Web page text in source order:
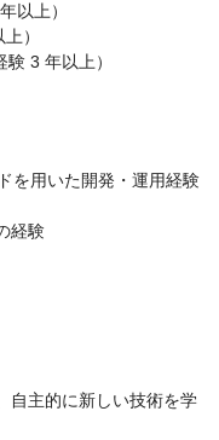
以上）
）
3 年以上）
を用いた開発・運用経験
経験
自主的に新しい技術を学